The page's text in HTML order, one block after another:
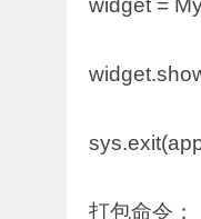
widget =
打包命令：